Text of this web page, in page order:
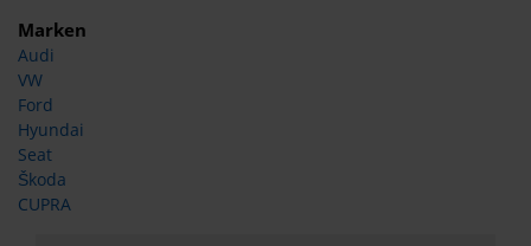
Marken
Audi
VW
Ford
Hyundai
Seat
Škoda
CUPRA